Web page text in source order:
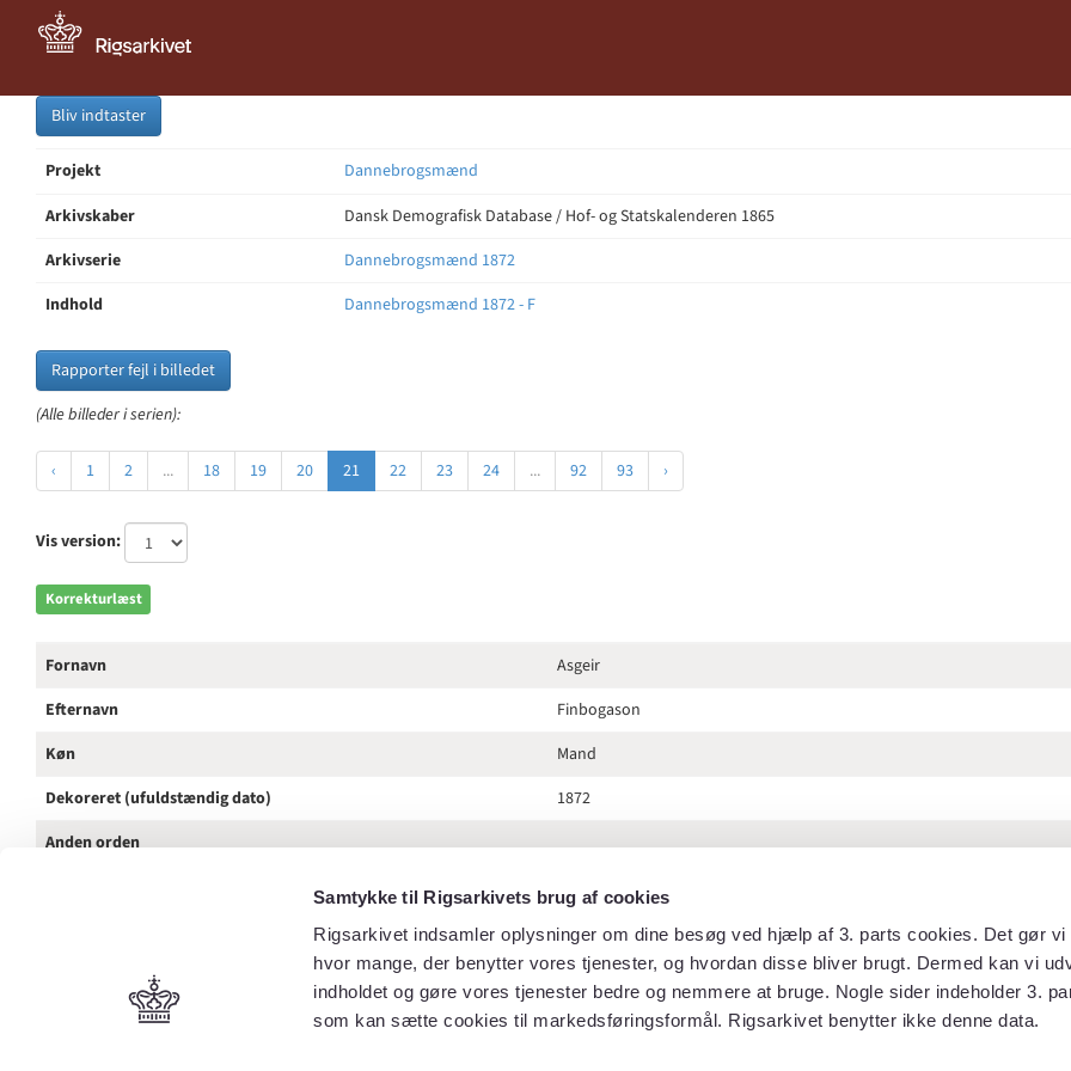
Samtykke til Rigsarkivets brug af cookies
Rigsarkivet indsamler oplysninger om dine besøg ved hjælp af 3. parts cookies. Det gør vi
hvor mange, der benytter vores tjenester, og hvordan disse bliver brugt. Dermed kan vi
indholdet og gøre vores tjenester bedre og nemmere at bruge. Nogle sider indeholder 3.
som kan sætte cookies til markedsføringsformål. Rigsarkivet benytter ikke denne data.
Bliv indtaster
Projekt
Dannebrogsmænd
Arkivskaber
Dansk Demografisk Database / Hof- og Statskalenderen 1865
Arkivserie
Dannebrogsmænd 1872
Indhold
Dannebrogsmænd 1872 - F
Rapporter fejl i billedet
(Alle billeder i serien):
‹ 1 2 ... 18 19 20 21 22 23 24 ... 92 93 ›
Vis version:
Korrekturlæst
Fornavn
Asgeir
Efternavn
Finbogason
Køn
Mand
Dekoreret (ufuldstændig dato)
1872
Anden orden
Hof- og statskalenderen 1872
133